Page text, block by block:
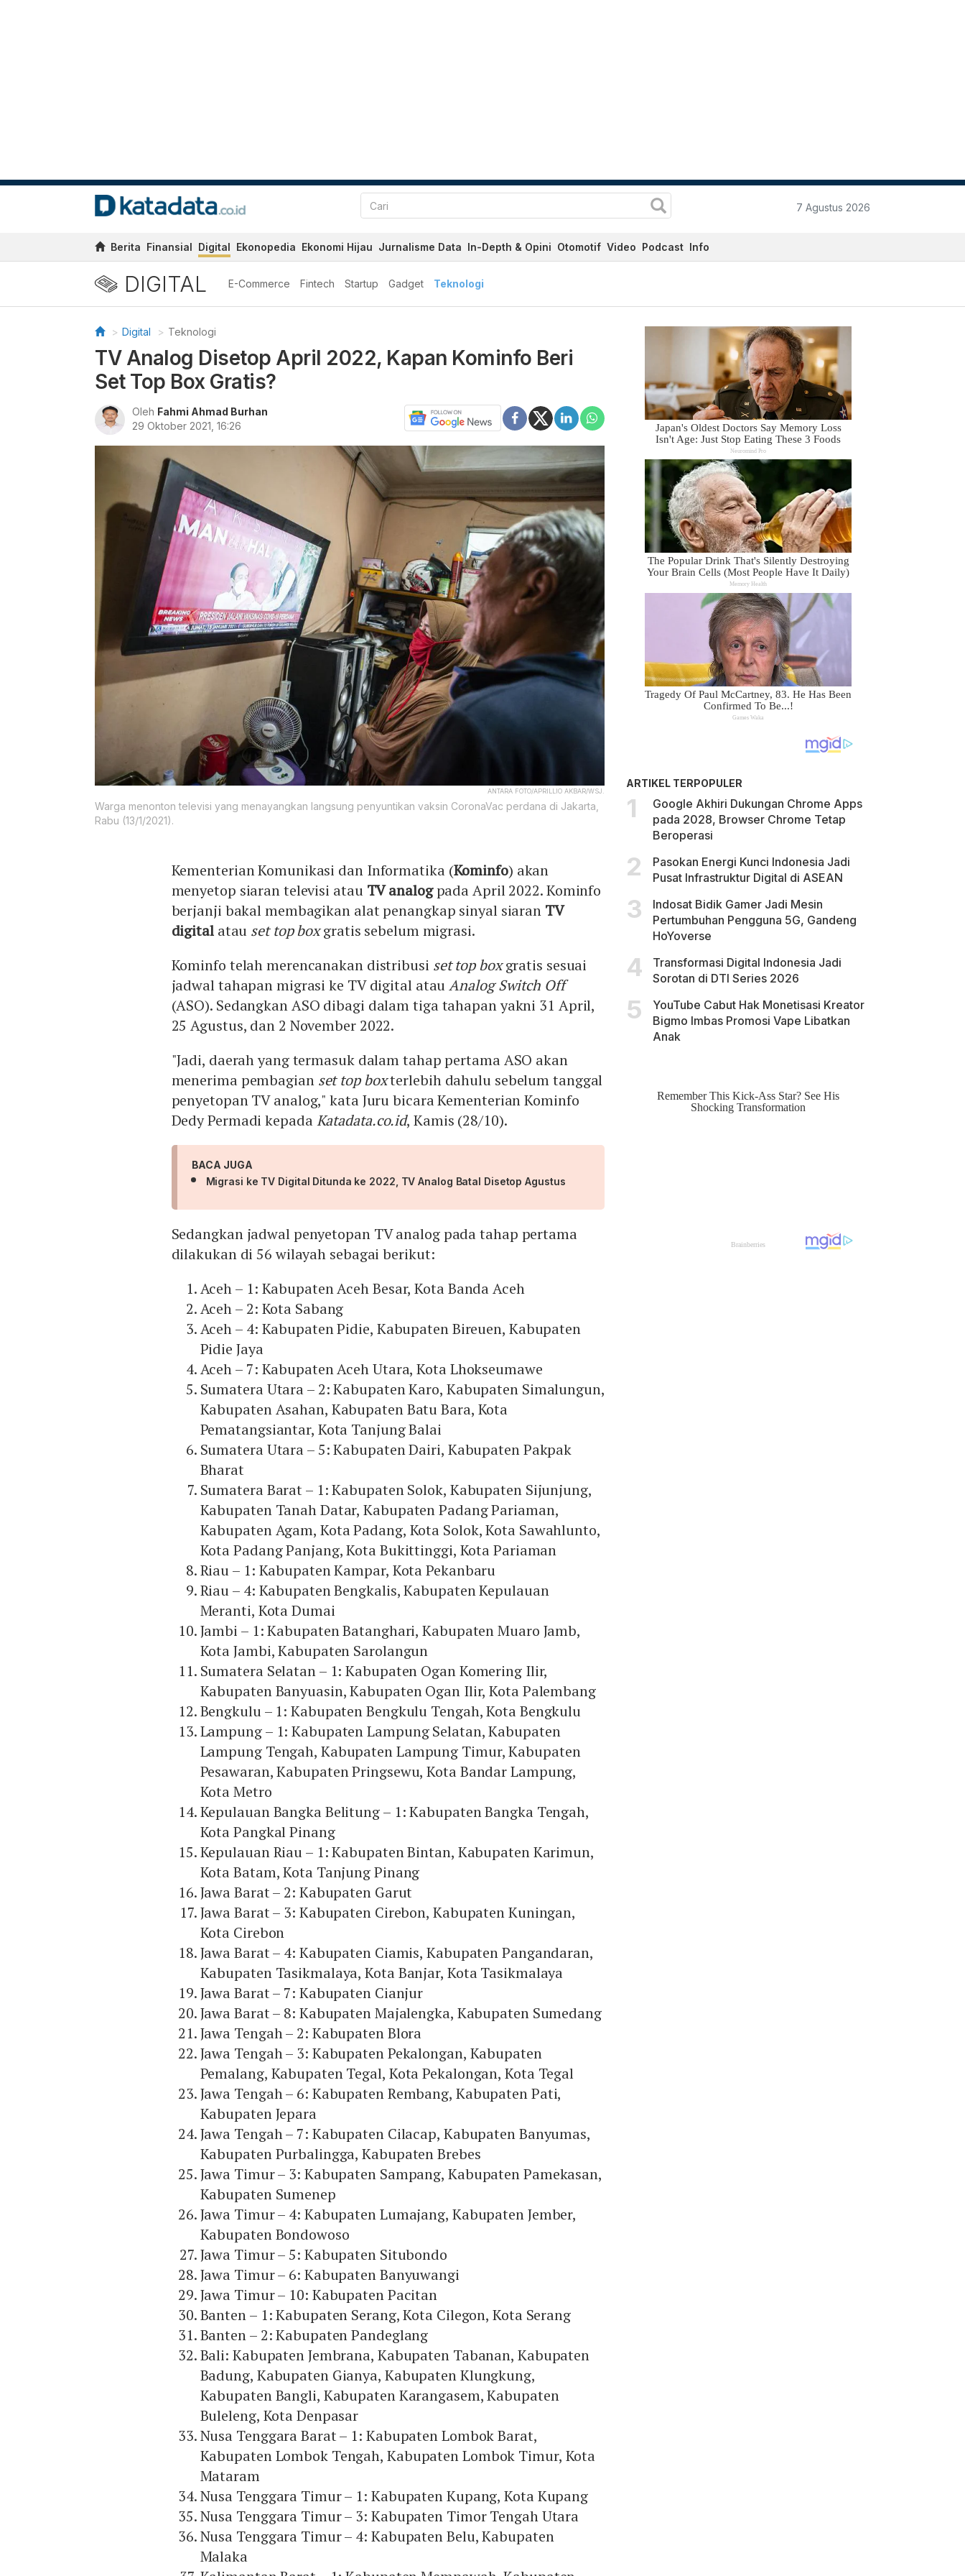
7 Agustus 2026
Berita Finansial Digital Ekonopedia Ekonomi Hijau Jurnalisme Data In-Depth & Opini Otomotif Video Podcast Info
DIGITAL E-Commerce Fintech Startup Gadget Teknologi
Digital Teknologi
TV Analog Disetop April 2022, Kapan Kominfo Beri
Set Top Box Gratis?
Oleh Fahmi Ahmad Burhan
29 Oktober 2021, 16:26
ANTARA FOTO/APRILLIO AKBAR/WSJ.
Warga menonton televisi yang menayangkan langsung penyuntikan vaksin CoronaVac perdana di Jakarta,
Rabu (13/1/2021).
Kementerian Komunikasi dan Informatika (Kominfo) akan
menyetop siaran televisi atau TV analogpada April 2022. Kominfo
berjanji bakal membagikan alat penangkap sinyal siaran TV
digitalatau set top boxgratis sebelum migrasi.
Kominfo telah merencanakan distribusi set top boxgratis sesuai
jadwal tahapan migrasi ke TV digital atauAnalog Switch Off
(ASO). Sedangkan ASO dibagi dalam tiga tahapan yakni 31 April,
25 Agustus, dan 2 November 2022.
"Jadi, daerah yang termasuk dalam tahap pertama ASO akan
menerima pembagian set top boxterlebih dahulu sebelum tanggal
penyetopan TV analog," kata Juru bicara Kementerian Kominfo
Dedy Permadi kepadaKatadata.co.id, Kamis (28/10).
BACA JUGA
Migrasi ke TV Digital Ditunda ke 2022, TV Analog Batal Disetop Agustus
Sedangkan jadwal penyetopan TV analog pada tahap pertama
dilakukan di 56 wilayah sebagai berikut:
Aceh – 1: Kabupaten Aceh Besar, Kota Banda Aceh
Aceh – 2: Kota Sabang
Aceh – 4: Kabupaten Pidie, Kabupaten Bireuen, Kabupaten
Pidie Jaya
Aceh – 7: Kabupaten Aceh Utara, Kota Lhokseumawe
Sumatera Utara – 2: Kabupaten Karo, Kabupaten Simalungun,
Kabupaten Asahan, Kabupaten Batu Bara, Kota
Pematangsiantar, Kota Tanjung Balai
Sumatera Utara – 5: Kabupaten Dairi, Kabupaten Pakpak
Bharat
Sumatera Barat – 1: Kabupaten Solok, Kabupaten Sijunjung,
Kabupaten Tanah Datar, Kabupaten Padang Pariaman,
Kabupaten Agam, Kota Padang, Kota Solok, Kota Sawahlunto,
Kota Padang Panjang, Kota Bukittinggi, Kota Pariaman
Riau – 1: Kabupaten Kampar, Kota Pekanbaru
Riau – 4: Kabupaten Bengkalis, Kabupaten Kepulauan
Meranti, Kota Dumai
Jambi – 1: Kabupaten Batanghari, Kabupaten Muaro Jamb,
Kota Jambi, Kabupaten Sarolangun
Sumatera Selatan – 1: Kabupaten Ogan Komering Ilir,
Kabupaten Banyuasin, Kabupaten Ogan Ilir, Kota Palembang
Bengkulu – 1: Kabupaten Bengkulu Tengah, Kota Bengkulu
Lampung – 1: Kabupaten Lampung Selatan, Kabupaten
Lampung Tengah, Kabupaten Lampung Timur, Kabupaten
Pesawaran, Kabupaten Pringsewu, Kota Bandar Lampung,
Kota Metro
Kepulauan Bangka Belitung – 1: Kabupaten Bangka Tengah,
Kota Pangkal Pinang
Kepulauan Riau – 1: Kabupaten Bintan, Kabupaten Karimun,
Kota Batam, Kota Tanjung Pinang
Jawa Barat – 2: Kabupaten Garut
Jawa Barat – 3: Kabupaten Cirebon, Kabupaten Kuningan,
Kota Cirebon
Jawa Barat – 4: Kabupaten Ciamis, Kabupaten Pangandaran,
Kabupaten Tasikmalaya, Kota Banjar, Kota Tasikmalaya
Jawa Barat – 7: Kabupaten Cianjur
Jawa Barat – 8: Kabupaten Majalengka, Kabupaten Sumedang
Jawa Tengah – 2: Kabupaten Blora
Jawa Tengah – 3: Kabupaten Pekalongan, Kabupaten
Pemalang, Kabupaten Tegal, Kota Pekalongan, Kota Tegal
Jawa Tengah – 6: Kabupaten Rembang, Kabupaten Pati,
Kabupaten Jepara
Jawa Tengah – 7: Kabupaten Cilacap, Kabupaten Banyumas,
Kabupaten Purbalingga, Kabupaten Brebes
Jawa Timur – 3: Kabupaten Sampang, Kabupaten Pamekasan,
Kabupaten Sumenep
Jawa Timur – 4: Kabupaten Lumajang, Kabupaten Jember,
Kabupaten Bondowoso
Jawa Timur – 5: Kabupaten Situbondo
Jawa Timur – 6: Kabupaten Banyuwangi
Jawa Timur – 10: Kabupaten Pacitan
Banten – 1: Kabupaten Serang, Kota Cilegon, Kota Serang
Banten – 2: Kabupaten Pandeglang
Bali: Kabupaten Jembrana, Kabupaten Tabanan, Kabupaten
Badung, Kabupaten Gianya, Kabupaten Klungkung,
Kabupaten Bangli, Kabupaten Karangasem, Kabupaten
Buleleng, Kota Denpasar
Nusa Tenggara Barat – 1: Kabupaten Lombok Barat,
Kabupaten Lombok Tengah, Kabupaten Lombok Timur, Kota
Mataram
Nusa Tenggara Timur – 1: Kabupaten Kupang, Kota Kupang
Nusa Tenggara Timur – 3: Kabupaten Timor Tengah Utara
Nusa Tenggara Timur – 4: Kabupaten Belu, Kabupaten
Malaka
ARTIKEL TERPOPULER
Google Akhiri Dukungan Chrome Apps
pada 2028, Browser Chrome Tetap
Beroperasi
Pasokan Energi Kunci Indonesia Jadi
Pusat Infrastruktur Digital di ASEAN
Indosat Bidik Gamer Jadi Mesin
Pertumbuhan Pengguna 5G, Gandeng
HoYoverse
Transformasi Digital Indonesia Jadi
Sorotan di DTI Series 2026
YouTube Cabut Hak Monetisasi Kreator
Bigmo Imbas Promosi Vape Libatkan
Anak